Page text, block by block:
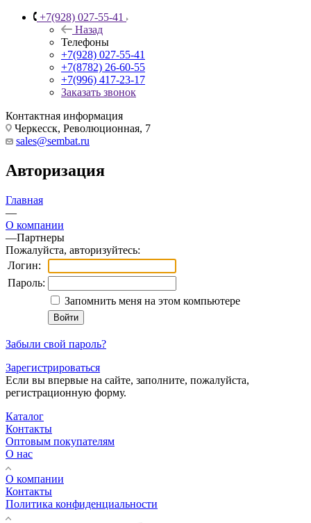
+7(928) 027-55-41
Назад
Телефоны
+7(928) 027-55-41
+7(8782) 26-60-55
+7(996) 417-23-17
Заказать звонок
Контактная информация
Черкесск, Революционная, 7
sales@sembat.ru
Авторизация
Главная
—
О компании
—Партнеры
Пожалуйста, авторизуйтесь:
Логин:
Пароль:
Запомнить меня на этом компьютере
Забыли свой пароль?
Зарегистрироваться
Если вы впервые на сайте, заполните, пожалуйста,
регистрационную форму.
Каталог
Контакты
Оптовым покупателям
О нас
О компании
Контакты
Политика конфиденциальности